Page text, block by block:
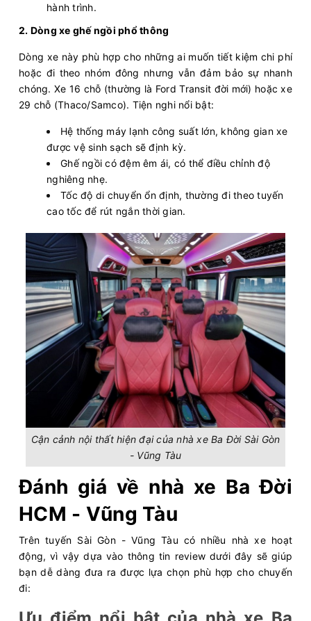
hành trình.
2. Dòng xe ghế ngồi phổ thông
Dòng xe này phù hợp cho những ai muốn tiết kiệm chi phí
hoặc đi theo nhóm đông nhưng vẫn đảm bảo sự nhanh
chóng. Xe 16 chỗ (thường là Ford Transit đời mới) hoặc xe
29 chỗ (Thaco/Samco). Tiện nghi nổi bật:
Hệ thống máy lạnh công suất lớn, không gian xe
được vệ sinh sạch sẽ định kỳ.
Ghế ngồi có đệm êm ái, có thể điều chỉnh độ
nghiêng nhẹ.
Tốc độ di chuyển ổn định, thường đi theo tuyến
cao tốc để rút ngắn thời gian.
Cận cảnh nội thất hiện đại của nhà xe Ba Đời Sài Gòn
- Vũng Tàu
Đánh giá về nhà xe Ba Đời
HCM - Vũng Tàu
Trên tuyến Sài Gòn - Vũng Tàu có nhiều nhà xe hoạt
động, vì vậy dựa vào thông tin review dưới đây sẽ giúp
bạn dễ dàng đưa ra được lựa chọn phù hợp cho chuyến
đi: